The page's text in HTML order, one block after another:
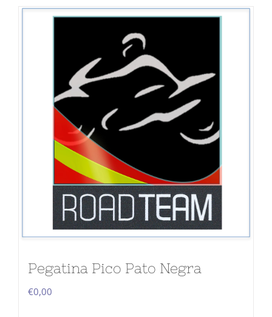
Pegatina Pico Pato Negra
€0,00